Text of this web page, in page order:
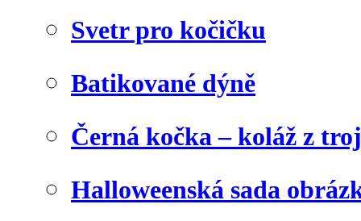
Svetr pro kočičku
Batikované dýně
Černá kočka – koláž z
Halloweenská sada